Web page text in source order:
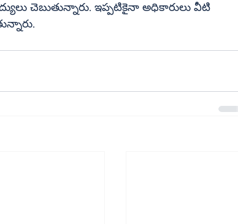
చెబుతున్నారు. ఇప్పటికైనా అధికారులు వీటి